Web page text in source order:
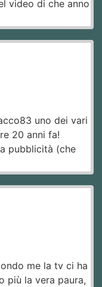
video di che anno
uno dei vari
20 anni fa!
pubblicità (che
me la tv ci ha
più la vera paura,